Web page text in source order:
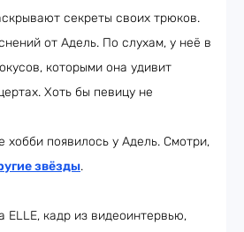
секреты своих трюков.
от Адель. По слухам, у неё в
которыми она удивит
Хоть бы певицу не
хобби появилось у Адель. Смотри,
звёзды.
ELLE, кадр из видеоинтервью,